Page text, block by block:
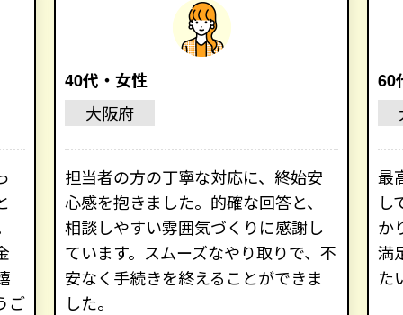
ご
40代・女性
大阪府
担当者の方の丁寧な対応に、終始安
心感を抱きました。的確な回答と、
相談しやすい雰囲気づくりに感謝し
ています。スムーズなやり取りで、不
安なく手続きを終えることができま
した。
60
最
し
か
満
た